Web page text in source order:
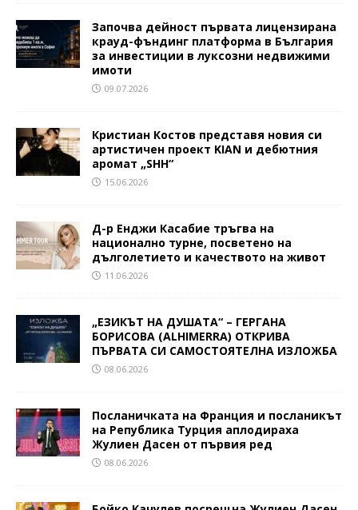
Започва дейност първата лицензирана
крауд-фъндинг платформа в България
за инвестиции в луксозни недвижими
имоти
09.07.2026
Кристиан Костов представя новия си
артистичен проект KIAN и дебютния
аромат „SHH“
15.06.2026
Д-р Енджи Касабие тръгва на
национално турне, посветено на
дълголетието и качеството на живот
11.06.2026
„ЕЗИКЪТ НА ДУШАТА“ – ГЕРГАНА
БОРИСОВА (ALHIMERRA) ОТКРИВА
ПЪРВАТА СИ САМОСТОЯТЕЛНА ИЗЛОЖБА
08.06.2026
Посланичката на Франция и посланикът
на Република Турция аплодираха
Жулиен Дасен от първия ред
08.06.2026